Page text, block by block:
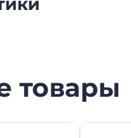
товары